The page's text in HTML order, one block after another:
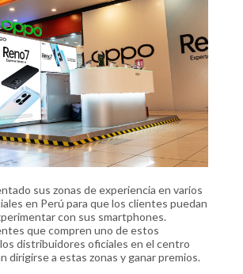
sus zonas de experiencia en varios
en Perú para que los clientes puedan
con sus smartphones.
que compren uno de estos
distribuidores oficiales en el centro
dirigirse a estas zonas y ganar premios.